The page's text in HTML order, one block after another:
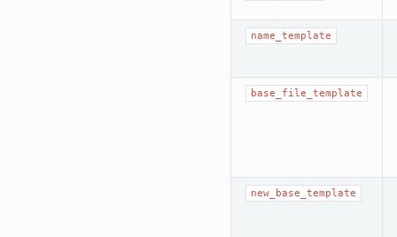
name_template
base_file_template
new_base_template